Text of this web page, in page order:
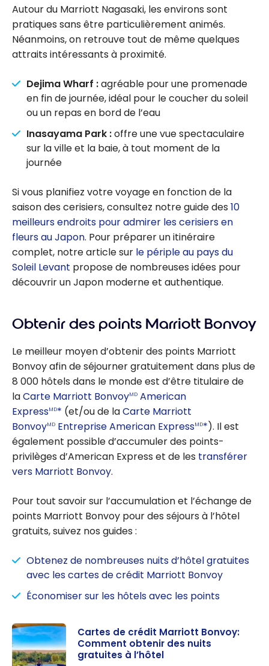
Autour du Marriott Nagasaki, les environs sont
pratiques sans être particulièrement animés.
Néanmoins, on retrouve tout de même quelques
attraits intéressants à proximité.
Dejima Wharf :agréable pour une promenade
en fin de journée, idéal pour le coucher du soleil
ou un repas en bord de l’eau
Inasayama Park :offre une vue spectaculaire
sur la ville et la baie, à tout moment de la
journée
Si vous planifiez votre voyage en fonction de la
saison des cerisiers, consultez notre guide des 10
meilleurs endroits pour admirer les cerisiers en
fleurs au Japon. Pour préparer un itinéraire
complet, notre article sur le périple au pays du
Soleil Levant propose de nombreuses idées pour
découvrir un Japon moderne et authentique.
Obtenir des points Marriott Bonvoy
Le meilleur moyen d’obtenir des points Marriott
Bonvoy afin de séjourner gratuitement dans plus de
8 000 hôtels dans le monde est d’être titulaire de
laCarte Marriott BonvoyMD American
ExpressMD* (et/ou de laCarte Marriott
BonvoyMD Entreprise American ExpressMD*). Il est
également possible d’accumuler des points-
privilèges d’American Express et de les transférer
vers Marriott Bonvoy.
Pour tout savoir sur l’accumulation et l’échange de
points Marriott Bonvoy pour des séjours à l’hôtel
gratuits, suivez nos guides :
Obtenez de nombreuses nuits d’hôtel gratuites
avec les cartes de crédit Marriott Bonvoy
Économiser sur les hôtels avec les points
Cartes de crédit Marriott Bonvoy:
Comment obtenir des nuits
gratuites à l’hôtel